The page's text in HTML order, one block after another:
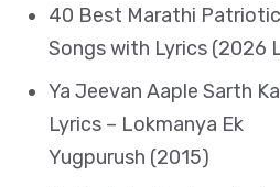
40 Best Marathi Patriotic
Songs with Lyrics (2026
Ya Jeevan Aaple Sarth
Lyrics – Lokmanya Ek
Yugpurush (2015)